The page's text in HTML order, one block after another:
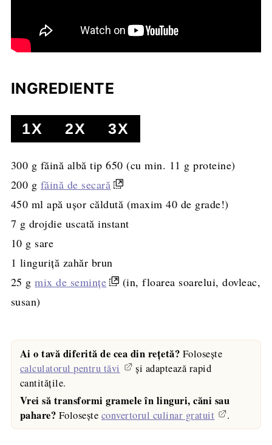
INGREDIENTE
1X 2X 3X
300 g făină albă tip 650 (cu min. 11 g proteine)
200 g făină de secară
450 ml apă ușor căldută (maxim 40 de grade!)
7 g drojdie uscată instant
10 g sare
1 linguriță zahăr brun
25 g mix de semințe
(in, floarea soarelui, dovleac,
susan)
Ai o tavă diferită de cea din rețetă? Folosește
calculatorul pentru tăvi
și adaptează rapid
cantitățile.
Vrei să transformi gramele în linguri, căni sau
pahare? Folosește convertorul culinar gratuit .